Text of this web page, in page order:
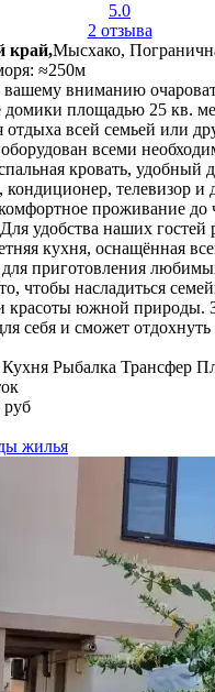
5.0
2 отзыва
край,Мысхако,
≈250м
вниманию
площадью 25 кв.
отдыха всей семьей или
всеми
кровать, удобный
кондиционер, телевизор и
проживание до
удобства наших гостей
кухня, оснащённая
для приготовления
чтобы насладиться
красоты южной природы.
себя и сможет
Кухня Рыбалка Трансфер
руб
жилья